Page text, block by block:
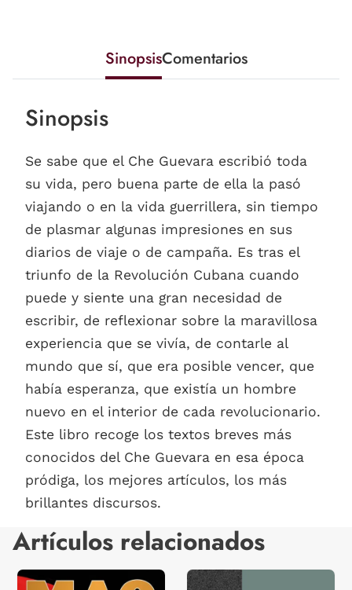
SinopsisComentarios
Sinopsis
Se sabe que el Che Guevara escribió toda
su vida, pero buena parte de ella la pasó
viajando o en la vida guerrillera, sin tiempo
de plasmar algunas impresiones en sus
diarios de viaje o de campaña. Es tras el
triunfo de la Revolución Cubana cuando
puede y siente una gran necesidad de
escribir, de reflexionar sobre la maravillosa
experiencia que se vivía, de contarle al
mundo que sí, que era posible vencer, que
había esperanza, que existía un hombre
nuevo en el interior de cada revolucionario.
Este libro recoge los textos breves más
conocidos del Che Guevara en esa época
pródiga, los mejores artículos, los más
brillantes discursos.
Artículos relacionados